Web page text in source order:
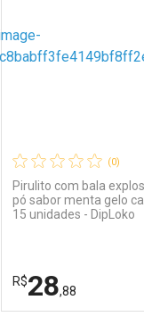
(0)
Pirulito com bala
pó sabor menta gelo
15 unidades - DipLoko
R$28,88